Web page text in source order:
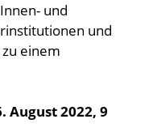
und
und
einem
August 2022, 9